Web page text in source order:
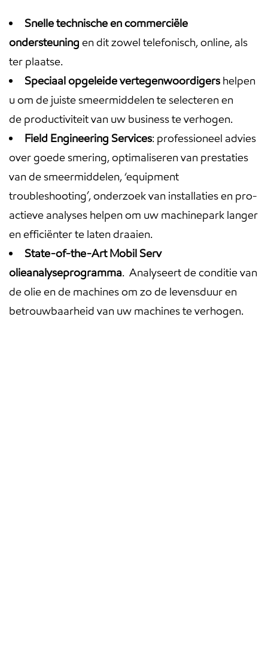
Snelle technische en commerciële
ondersteuning en dit zowel telefonisch, online, als
ter plaatse.
Speciaal opgeleide vertegenwoordigers helpen
u om de juiste smeermiddelen te selecteren en
de productiviteit van uw business te verhogen.
Field Engineering Services: professioneel advies
over goede smering, optimaliseren van prestaties
van de smeermiddelen, ‘equipment
troubleshooting’, onderzoek van installaties en pro-
actieve analyses helpen om uw machinepark langer
en efficiënter te laten draaien.
State-of-the-Art Mobil Serv
olieanalyseprogramma. Analyseert de conditie van
de olie en de machines om zo de levensduur en
betrouwbaarheid van uw machines te verhogen.